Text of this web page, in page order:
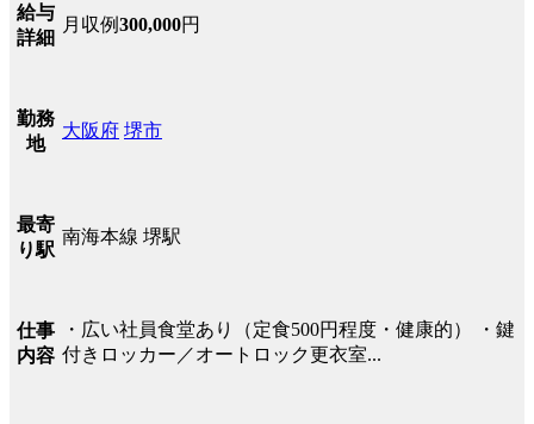
給与
詳細
月収例300,000円
勤務
地
大阪府 堺市
最寄
り駅
南海本線 堺駅
仕事
内容
・広い社員食堂あり（定食500円程度・健康的） ・鍵
付きロッカー／オートロック更衣室...